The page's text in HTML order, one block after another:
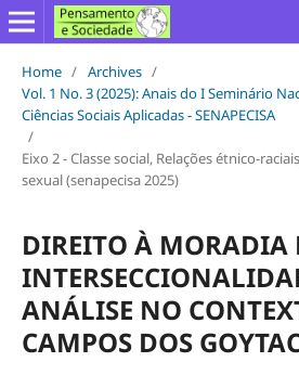
Home / Archives /
Vol. 1 No. 3 (2025): Anais do I Seminário
Ciências Sociais Aplicadas - SENAPECISA
/
Eixo 2 - Classe social, Relações étnico-
sexual (senapecisa 2025)
DIREITO À MORADIA
ANÁLISE NO
CAMPOS DOS